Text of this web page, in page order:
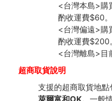
<台灣本島>購
酌收運費$60。
<台灣偏遠>購
酌收運費$200。
<台灣離島>目
超商取貨說明
支援的超商取貨地點
萊爾富和OK。一般